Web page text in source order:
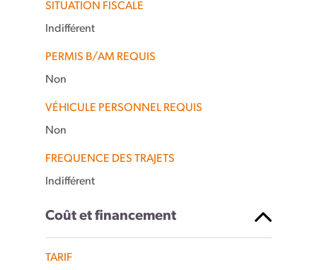
SITUATION FISCALE
Indifférent
PERMIS B/AM REQUIS
Non
VÉHICULE PERSONNEL REQUIS
Non
FREQUENCE DES TRAJETS
Indifférent
Coût et financement
TARIF